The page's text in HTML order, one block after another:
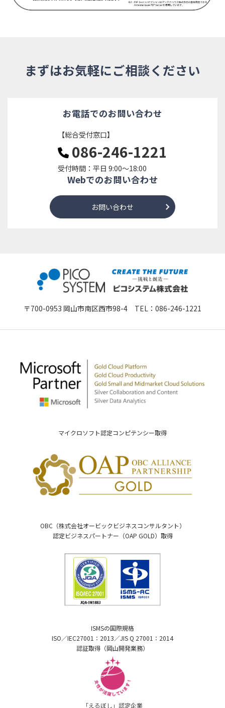
まずはお気軽にご相談ください
お電話でのお問い合わせ
【総合受付窓口】
086-246-1221
受付時間：平日 9:00～18:00
Webでのお問い合わせ
お問い合わせ
〒700-0953 岡山市南区西市98-4 TEL： 086-246-1221
マイクロソフト認定コンピテンシー取得
OBC（株式会社オービックビジネスコンサルタント）
認定ビジネスパートナー（OAP GOLD）取得
ISMSの国際規格
ISO／IEC27001：2013／JIS Q 27001：2014
認証取得（岡山開発業務）
「えるぼし」認定企業